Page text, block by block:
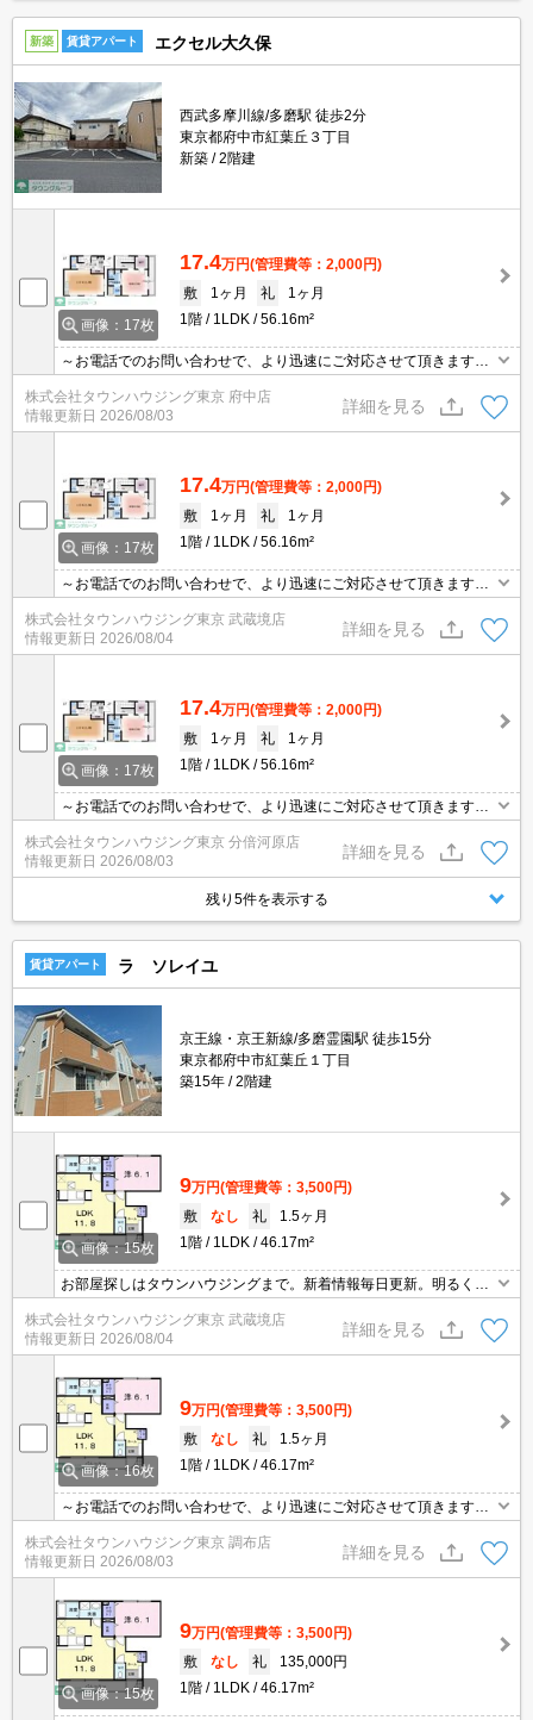
新築 賃貸アパート エクセル大久保
西武多摩川線/多磨駅 徒歩2分
東京都府中市紅葉丘３丁目
新築
2階建
画像：17枚
17.4万円(管理費等：2,000円)
敷
1ヶ月 礼
1ヶ月
1階
1LDK 56.16m²
～お電話でのお問い合わせで、より迅速にご対応させて頂きます～
地域密着タウンハウジングまで～
株式会社タウンハウジング東京 府中店
情報更新日 2026/08/03
詳細を見る
画像：17枚
17.4万円(管理費等：2,000円)
敷
1ヶ月 礼
1ヶ月
1階
1LDK 56.16m²
～お電話でのお問い合わせで、より迅速にご対応させて頂きます～
地域密着タウンハウジングまで～
株式会社タウンハウジング東京 武蔵境店
情報更新日 2026/08/04
詳細を見る
画像：17枚
17.4万円(管理費等：2,000円)
敷
1ヶ月 礼
1ヶ月
1階
1LDK 56.16m²
～お電話でのお問い合わせで、より迅速にご対応させて頂きます～
地域密着タウンハウジングまで～
株式会社タウンハウジング東京 分倍河原店
情報更新日 2026/08/03
詳細を見る
残り5件を表示する
賃貸アパート ラ ソレイユ
京王線・京王新線/多磨霊園駅 徒歩15分
東京都府中市紅葉丘１丁目
築15年
2階建
画像：15枚
9万円(管理費等：3,500円)
敷
なし 礼
1.5ヶ月
1階
1LDK 46.17m²
お部屋探しはタウンハウジングまで。新着情報毎日更新。明るく元
気なスタッフがお待ちしております。
株式会社タウンハウジング東京 武蔵境店
情報更新日 2026/08/04
詳細を見る
画像：16枚
9万円(管理費等：3,500円)
敷
なし 礼
1.5ヶ月
1階
1LDK 46.17m²
～お電話でのお問い合わせで、より迅速にご対応させて頂きます～
地域密着タウンハウジングまで～
株式会社タウンハウジング東京 調布店
情報更新日 2026/08/03
詳細を見る
画像：15枚
9万円(管理費等：3,500円)
敷
なし 礼
135,000円
1階
1LDK 46.17m²